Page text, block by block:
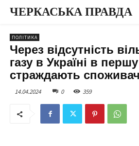
ЧЕРКАСЬКА ПРАВДА
ПОЛІТИКА
Через відсутність
газу в Україні в
страждають
14.04.2024 0 359